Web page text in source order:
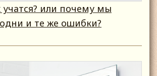
или почему мы
и те же ошибки?